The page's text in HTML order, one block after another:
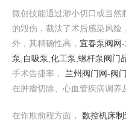
微创技能通过渺小切口或当然
的毁伤，裁汰了术后感染风
外，其精确性高， 宜春泵阀网
泵,自吸泵,化工泵,螺杆泵阀门
手术告捷率， 兰州阀门网-阀
在肿瘤切除、心血管疾病调养
在诈欺前程方面， 数控机床